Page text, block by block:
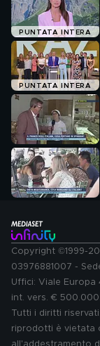
PUNTATA INTERA
PUNTATA INTERA
Copyright ©1999-
03976881007 -
Uffici: Viale Europa
int. vers. €
Tutti i diritti
riprodotti è vietata